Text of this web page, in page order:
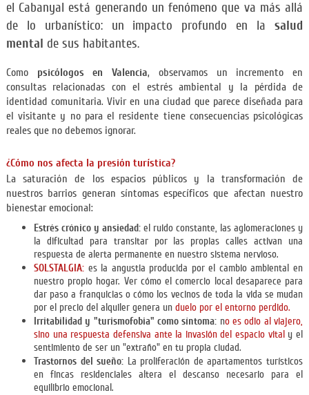
el Cabanyal está generando un fenómeno que va más allá
de lo urbanístico: un impacto profundo en lasalud
mental de sus habitantes.
Como psicólogos en Valencia, observamos un incremento en
consultas relacionadas con el estrés ambiental y la pérdida de
identidad comunitaria. Vivir en una ciudad que parece diseñada para
el visitante y no para el residente tiene consecuencias psicológicas
reales que no debemos ignorar.
¿Cómo nos afecta la presión turística?
La saturación de los espacios públicos y la transformación de
nuestros barrios generan síntomas específicos que afectan nuestro
bienestar emocional:
Estrés crónico y ansiedad:el ruido constante, las aglomeraciones y
la dificultad para transitar por las propias calles activan una
respuesta de alerta permanente en nuestro sistema nervioso.
SOLSTALGIA:es la angustia producida por el cambio ambiental en
nuestro propio hogar. Ver cómo el comercio local desaparece para
dar paso a franquicias o cómo los vecinos de toda la vida se mudan
por el precio del alquiler genera un duelo por el entorno perdido.
Irritabilidad y "turismofobia" como síntoma: no es odio al viajero,
sino una respuesta defensiva ante la invasión del espacio vitaly el
sentimiento de ser un "extraño" en tu propia ciudad.
Trastornos del sueño: La proliferación de apartamentos turísticos
en fincas residenciales altera el descanso necesario para el
equilibrio emocional.